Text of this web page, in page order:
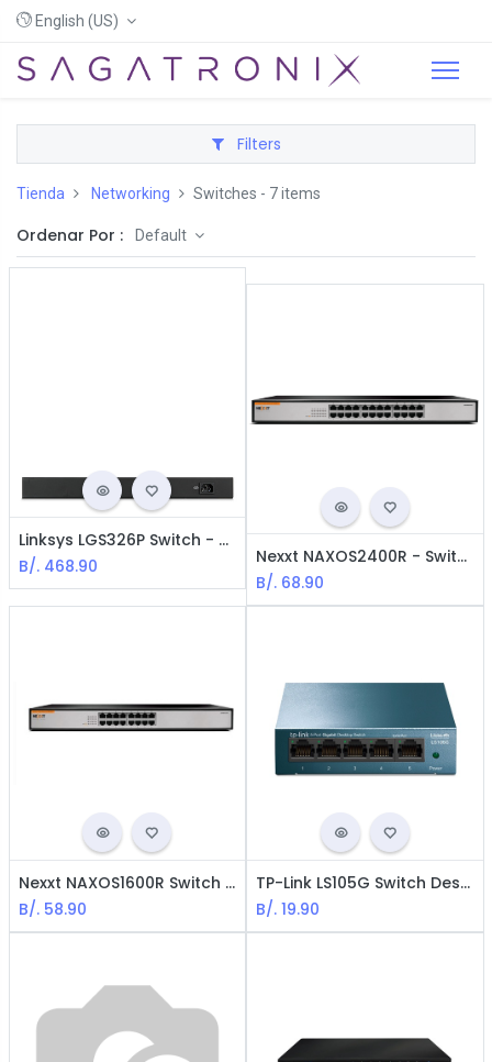
English (US)
Filters
Tienda Networking Switches - 7 items
Ordenar Por : Default
Linksys LGS326P Switch - 26 Ports / Gigabit / PoE 192W
B/. 468.90
Nexxt NAXOS2400R - Switch 24 Ports / Fast Ethernet / Black
B/. 68.90
Nexxt NAXOS1600R Switch - 16 Ports / Fast Ethernet / Black
B/. 58.90
TP-Link LS105G Switch Desktop 5 Ports / Black
B/. 19.90